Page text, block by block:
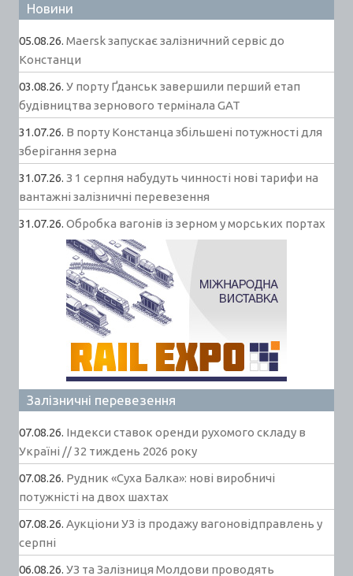
Новини
05.08.26. Maersk запускає залізничний сервіс до
Констанци
03.08.26. У порту Ґданськ завершили перший етап
будівництва зернового термінала GAT
31.07.26. В порту Констанца збільшені потужності для
зберігання зерна
31.07.26. З 1 серпня набудуть чинності нові тарифи на
вантажні залізничні перевезення
31.07.26. Обробка вагонів із зерном у морських портах
Залізничні перевезення
07.08.26. Індекси ставок оренди рухомого складу в
Україні // 32 тиждень 2026 року
07.08.26. Рудник «Суха Балка»: нові виробничі
потужністі на двох шахтах
07.08.26. Аукціони УЗ із продажу вагоновідправлень у
серпні
06.08.26. УЗ та Залізниця Молдови проводять